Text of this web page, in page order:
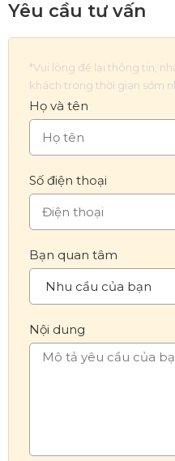
Yêu cầu tư vấn
*Vui lòng để lại thông tin,
khách trong thời gian sớm
Họ và tên
Số điện thoại
Bạn quan tâm
Nội dung